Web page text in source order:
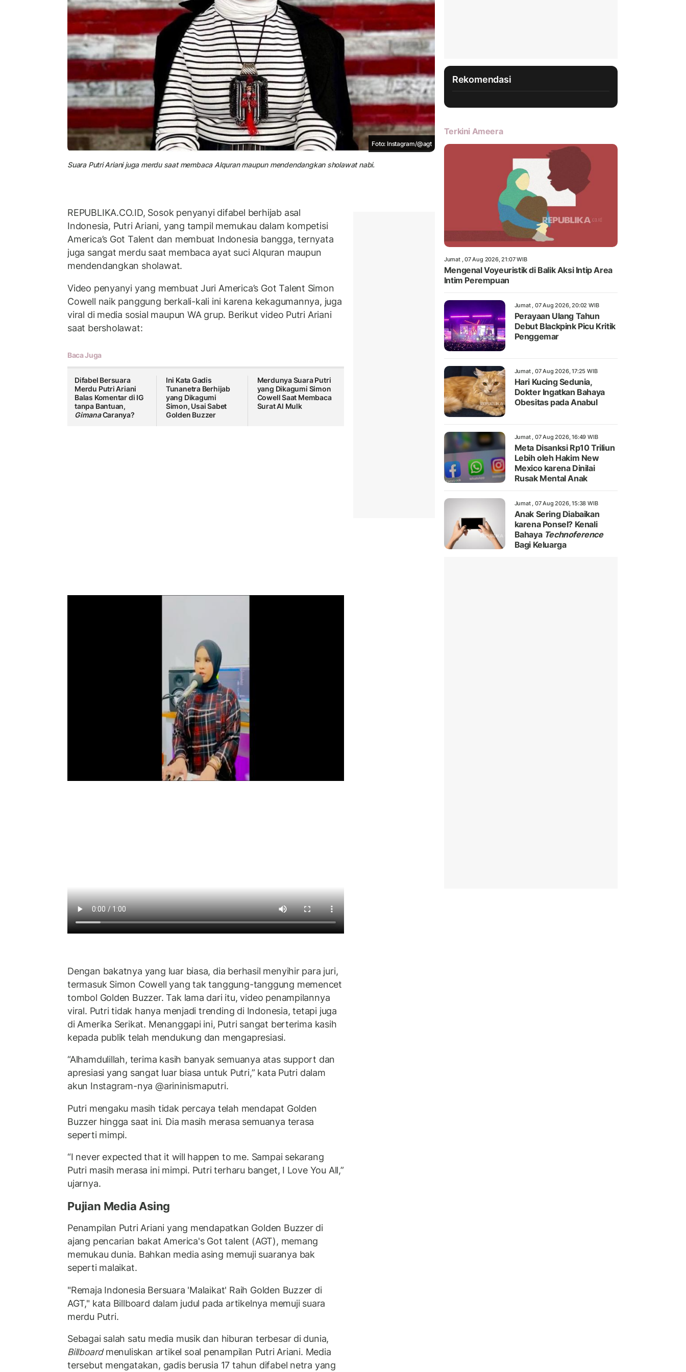
Foto: Instagram/@agt
Suara Putri Ariani juga merdu saat membaca Alquran maupun mendendangkan sholawat nabi.
REPUBLIKA.CO.ID, Sosok penyanyi difabel berhijab asal
Indonesia, Putri Ariani, yang tampil memukau dalam kompetisi
America’s Got Talent dan membuat Indonesia bangga, ternyata
juga sangat merdu saat membaca ayat suci Alquran maupun
mendendangkan sholawat.
Video penyanyi yang membuat Juri America’s Got Talent Simon
Cowell naik panggung berkali-kali ini karena kekagumannya, juga
viral di media sosial maupun WA grup. Berikut video Putri Ariani
saat bersholawat:
Baca Juga
Difabel Bersuara
Merdu Putri Ariani
Balas Komentar di IG
tanpa Bantuan,
GimanaCaranya?
Ini Kata Gadis
Tunanetra Berhijab
yang Dikagumi
Simon, Usai Sabet
Golden Buzzer
Merdunya Suara Putri
yang Dikagumi Simon
Cowell Saat Membaca
Surat Al Mulk
Dengan bakatnya yang luar biasa, dia berhasil menyihir para juri,
termasuk Simon Cowell yang tak tanggung-tanggung memencet
tombol Golden Buzzer. Tak lama dari itu, video penampilannya
viral. Putri tidak hanya menjadi trending di Indonesia, tetapi juga
di Amerika Serikat. Menanggapi ini, Putri sangat berterima kasih
kepada publik telah mendukung dan mengapresiasi.
“Alhamdulillah, terima kasih banyak semuanya atas support dan
apresiasi yang sangat luar biasa untuk Putri,” kata Putri dalam
akun Instagram-nya @arininismaputri.
Putri mengaku masih tidak percaya telah mendapat Golden
Buzzer hingga saat ini. Dia masih merasa semuanya terasa
seperti mimpi.
“I never expected that it will happen to me. Sampai sekarang
Putri masih merasa ini mimpi. Putri terharu banget, I Love You All,”
ujarnya.
Pujian Media Asing
Penampilan Putri Ariani yang mendapatkan Golden Buzzer di
ajang pencarian bakat America's Got talent (AGT), memang
memukau dunia. Bahkan media asing memuji suaranya bak
seperti malaikat.
"Remaja Indonesia Bersuara 'Malaikat' Raih Golden Buzzer di
AGT," kata Billboard dalam judul pada artikelnya memuji suara
merdu Putri.
Sebagai salah satu media musik dan hiburan terbesar di dunia,
Billboardmenuliskan artikel soal penampilan Putri Ariani. Media
tersebut mengatakan, gadis berusia 17 tahun difabel netra yang
Rekomendasi
Terkini Ameera
Jumat , 07 Aug 2026, 21:07 WIB
Mengenal Voyeuristik di Balik Aksi Intip Area
Intim Perempuan
Jumat , 07 Aug 2026, 20:02 WIB
Perayaan Ulang Tahun
Debut Blackpink Picu Kritik
Penggemar
Jumat , 07 Aug 2026, 17:25 WIB
Hari Kucing Sedunia,
Dokter Ingatkan Bahaya
Obesitas pada Anabul
Jumat , 07 Aug 2026, 16:49 WIB
Meta Disanksi Rp10 Triliun
Lebih oleh Hakim New
Mexico karena Dinilai
Rusak Mental Anak
Jumat , 07 Aug 2026, 15:38 WIB
Anak Sering Diabaikan
karena Ponsel? Kenali
Bahaya Technoference
Bagi Keluarga